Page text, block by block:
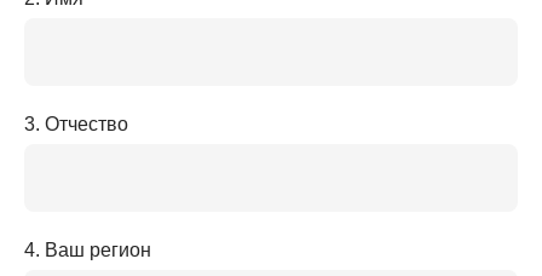
3. Отчество
4. Ваш регион